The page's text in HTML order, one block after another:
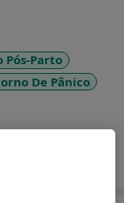
Pós-Parto
De Pânico